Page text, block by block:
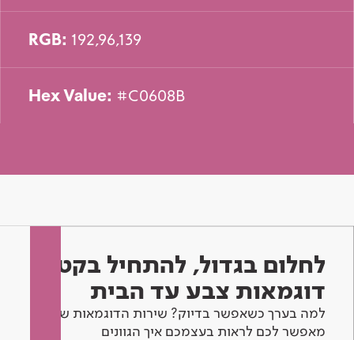
RGB: 192,96,139
Hex Value: #C0608B
לחלום בגדול, להתחיל בקטן -
דוגמאות צבע עד הבית
למה בערך כשאפשר בדיוק? שירות הדוגמאות שלנו
מאפשר לכם לראות בעצמכם איך הגוונים